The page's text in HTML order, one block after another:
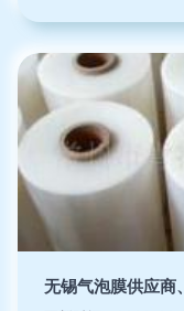
无锡气泡膜供应商